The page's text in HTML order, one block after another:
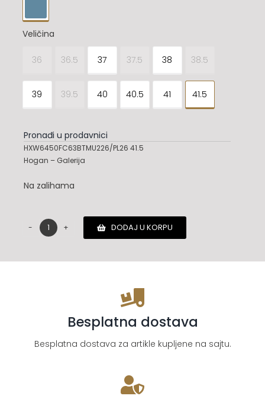
Veličina
36 36.5 37 37.5 38 38.5
39 39.5 40 40.5 41 41.5
Pronađi u prodavnici
HXW6450FC63BTMU226/PL26 41.5
Hogan – Galerija
Na zalihama
Hogan
DODAJ U KORPU
Besplatna dostava
Besplatna dostava za artikle kupljene na sajtu.